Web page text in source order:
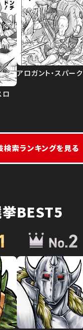
ロ
アロガント・スパーク
検索ランキングを見る
BEST5